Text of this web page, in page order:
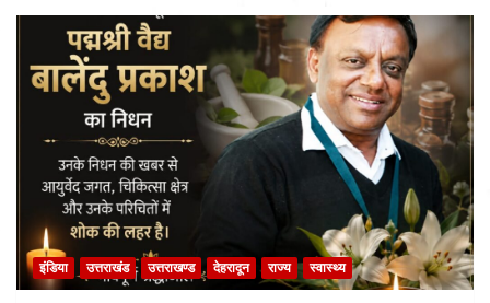
इंडिया उत्तराखंड उत्तराखण्ड देहरादून राज्य स्वास्थ्य